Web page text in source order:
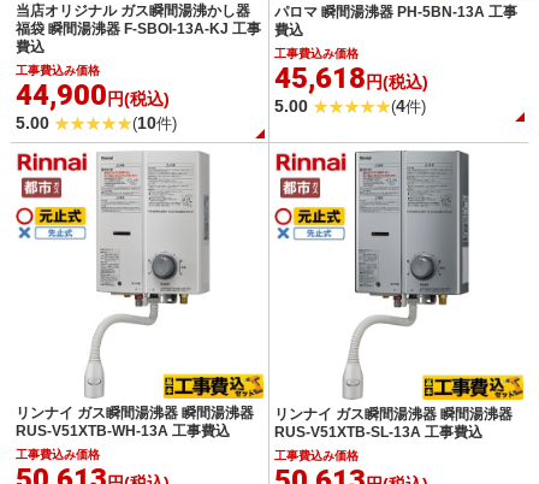
当店オリジナル ガス瞬間湯沸かし器
福袋 瞬間湯沸器 F-SBOI-13A-KJ 工事
費込
工事費込み価格
44,900 円(税込)
5.00
(10件)
パロマ 瞬間湯沸器 PH-5BN-13A 工事
費込
工事費込み価格
45,618 円(税込)
5.00
(4件)
リンナイ ガス瞬間湯沸器 瞬間湯沸器
RUS-V51XTB-WH-13A 工事費込
工事費込み価格
リンナイ ガス瞬間湯沸器 瞬間湯沸器
RUS-V51XTB-SL-13A 工事費込
工事費込み価格